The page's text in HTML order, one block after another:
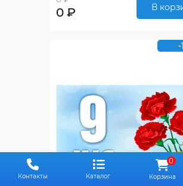
Контакты Каталог
0
Корзина
0 ₽ В
-